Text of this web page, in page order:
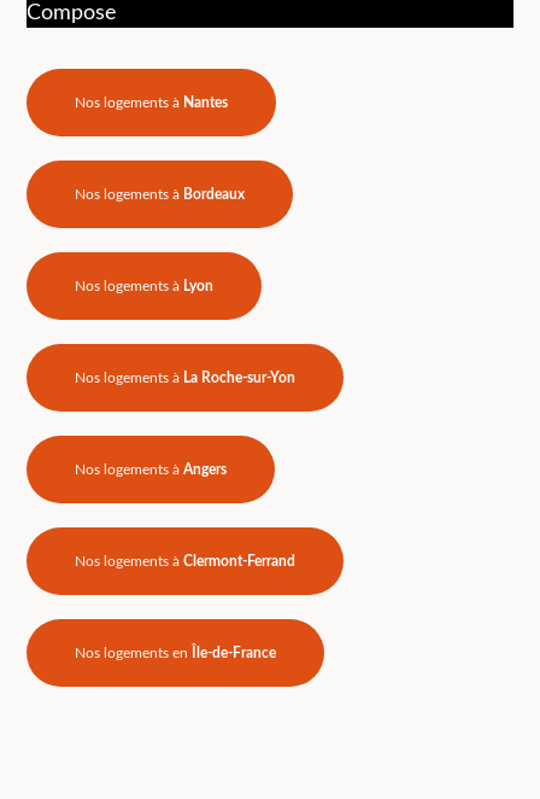
Compose
Nos logements à Nantes
Nos logements à Bordeaux
Nos logements à Lyon
Nos logements à La Roche-sur-Yon
Nos logements àAngers
Nos logements àClermont-Ferrand
Nos logements en Île-de-France